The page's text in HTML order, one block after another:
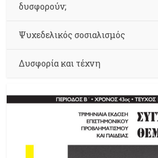
δυσφορούν;
Ψυχεδελικός σοσιαλισμός
Δυσφορία και τέχνη